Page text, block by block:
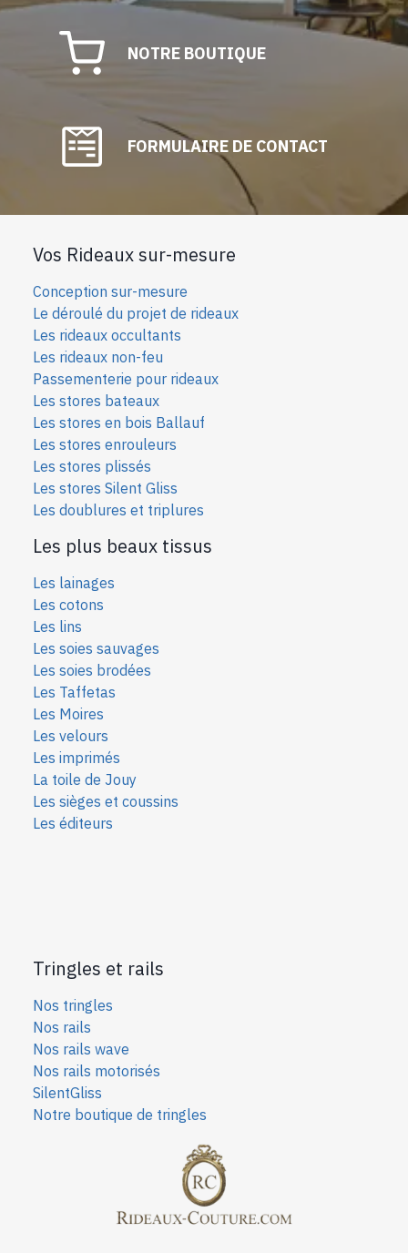
NOTRE BOUTIQUE
FORMULAIRE DE CONTACT
Vos Rideaux sur-mesure
Conception sur-mesure
Le déroulé du projet de rideaux
Les rideaux occultants
Les rideaux non-feu
Passementerie pour rideaux
Les stores bateaux
Les stores en bois Ballauf
Les stores enrouleurs
Les stores plissés
Les stores Silent Gliss
Les doublures et triplures
Les plus beaux tissus
Les lainages
Les cotons
Les lins
Les soies sauvages
Les soies brodées
Les Taffetas
Les Moires
Les velours
Les imprimés
La toile de Jouy
Les sièges et coussins
Les éditeurs
Tringles et rails
Nos tringles
Nos rails
Nos rails wave
Nos rails motorisés
SilentGliss
Notre boutique de tringles